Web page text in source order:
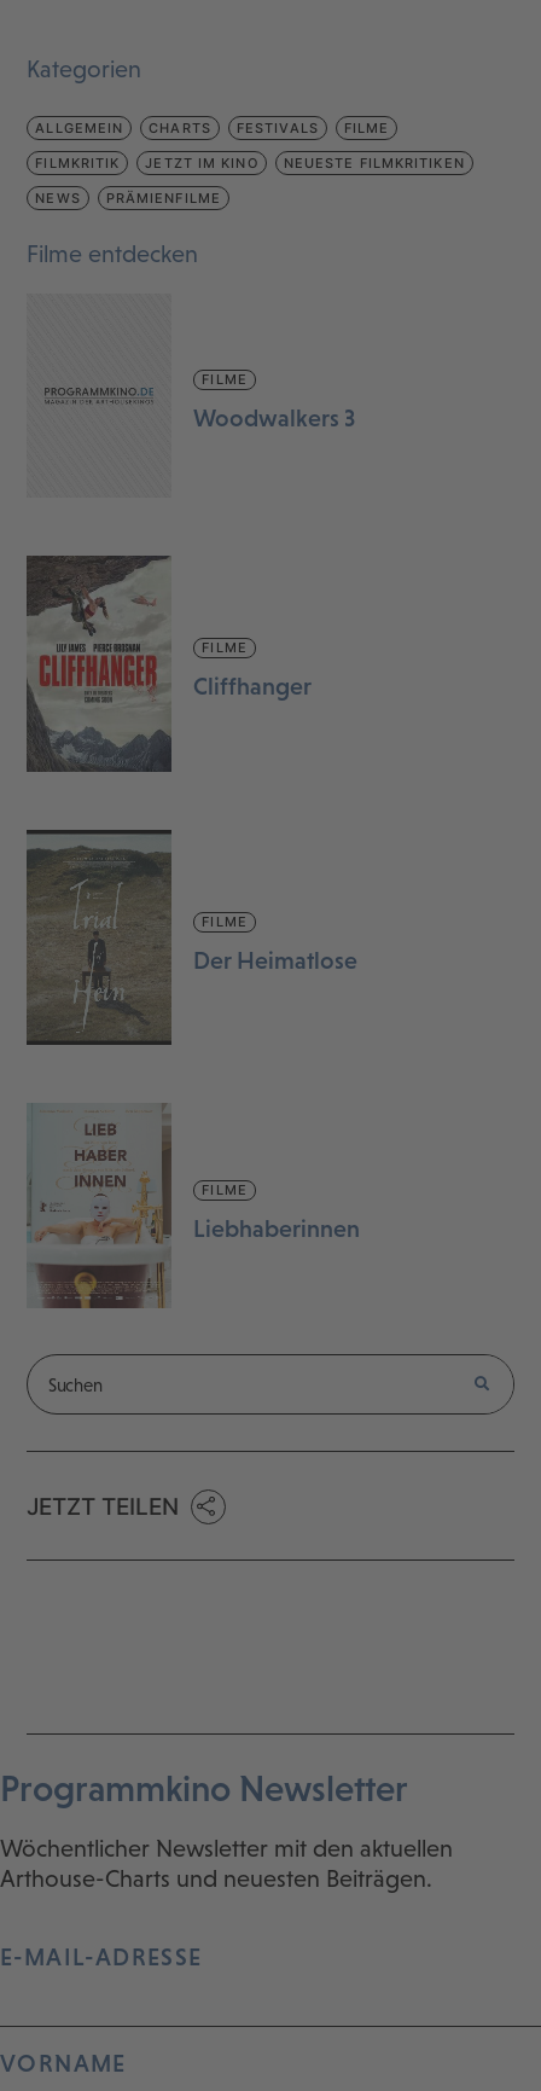
Kategorien
ALLGEMEIN CHARTS FESTIVALS FILME
FILMKRITIK JETZT IM KINO NEUESTE FILMKRITIKEN
NEWS PRÄMIENFILME
Filme entdecken
FILME
Woodwalkers 3
FILME
Cliffhanger
FILME
Der Heimatlose
FILME
Liebhaberinnen
JETZT TEILEN
Programmkino Newsletter
Wöchentlicher Newsletter mit den aktuellen
Arthouse-Charts und neuesten Beiträgen.
E-MAIL-ADRESSE
VORNAME